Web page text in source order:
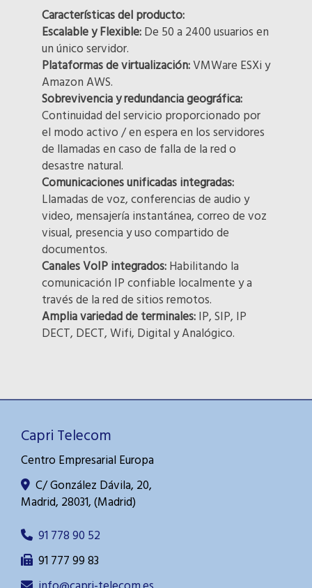
Características del producto:
Escalable y Flexible: De 50 a 2400 usuarios en
un único servidor.
Plataformas de virtualización:VMWare ESXi y
Amazon AWS.
Sobrevivencia y redundancia geográfica:
Continuidad del servicio proporcionado por
el modo activo / en espera en los servidores
de llamadas en caso de falla de la red o
desastre natural.
Comunicaciones unificadas integradas:
Llamadas de voz, conferencias de audio y
video, mensajería instantánea, correo de voz
visual, presencia y uso compartido de
documentos.
Canales VoIP integrados: Habilitando la
comunicación IP confiable localmente y a
través de la red de sitios remotos.
Amplia variedad de terminales: IP, SIP, IP
DECT, DECT, Wifi, Digital y Analógico.
Capri Telecom
Centro Empresarial Europa
C/ González Dávila, 20,
Madrid, 28031, (Madrid)
91 778 90 52
91 777 99 83